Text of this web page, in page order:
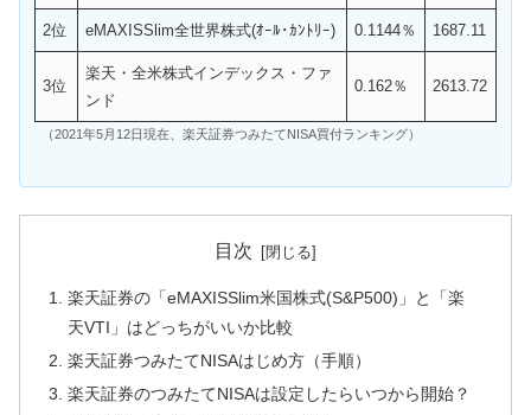
2位 eMAXISSlim全世界株式(ｵｰﾙ･ｶﾝﾄﾘｰ) 0.1144％ 1687.11
3位
楽天・全米株式インデックス・ファ
ンド
0.162％ 2613.72
（2021年5月12日現在、楽天証券つみたてNISA買付ランキング）
目次
楽天証券の「eMAXISSlim米国株式(S&P500)」と「楽
天VTI」はどっちがいいか比較
楽天証券つみたてNISAはじめ方（手順）
楽天証券のつみたてNISAは設定したらいつから開始？